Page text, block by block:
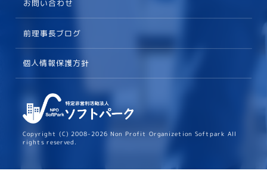
お問い合わせ
前理事長ブログ
Copyright (C) 2008-2026 Non Profit Organizetion Softpark All
rights reserved.
個人情報保護方針